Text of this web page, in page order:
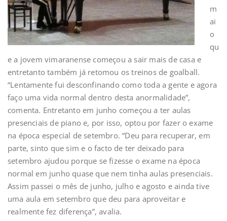
m
ai
o
qu
e a jovem vimaranense começou a sair mais de casa e
entretanto também já retomou os treinos de goalball.
“Lentamente fui desconfinando como toda a gente e agora
faço uma vida normal dentro desta anormalidade”,
comenta. Entretanto em junho começou a ter aulas
presenciais de piano e, por isso, optou por fazer o exame
na época especial de setembro. “Deu para recuperar, em
parte, sinto que sim e o facto de ter deixado para
setembro ajudou porque se fizesse o exame na época
normal em junho quase que nem tinha aulas presenciais.
Assim passei o mês de junho, julho e agosto e ainda tive
uma aula em setembro que deu para aproveitar e
realmente fez diferença”, avalia.